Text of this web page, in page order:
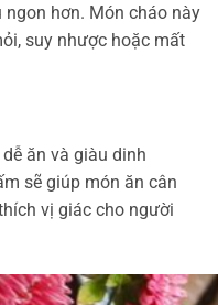
hơn. Món cháo này
suy nhược hoặc mất
ăn và giàu dinh
sẽ giúp món ăn cân
vị giác cho người